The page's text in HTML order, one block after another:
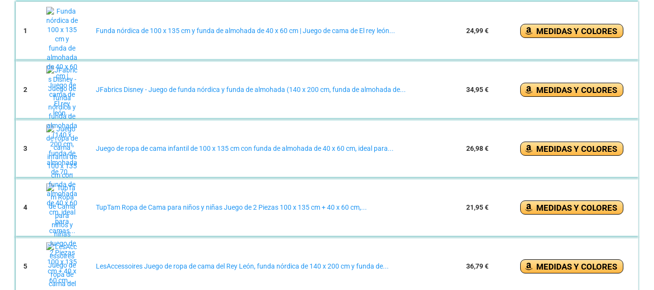
1 Funda nórdica de 100 x 135 cm y funda de almohada de 40 x 60 cm | Juego de cama de El rey león... 24,99 € MEDIDAS Y COLORES
2 JFabrics Disney - Juego de funda nórdica y funda de almohada (140 x 200 cm, funda de almohada de... 34,95 € MEDIDAS Y COLORES
3 Juego de ropa de cama infantil de 100 x 135 cm con funda de almohada de 40 x 60 cm, ideal para... 26,98 € MEDIDAS Y COLORES
4 TupTam Ropa de Cama para niños y niñas Juego de 2 Piezas 100 x 135 cm + 40 x 60 cm,... 21,95 € MEDIDAS Y COLORES
5 LesAccessoires Juego de ropa de cama del Rey León, funda nórdica de 140 x 200 cm y funda de... 36,79 € MEDIDAS Y COLORES